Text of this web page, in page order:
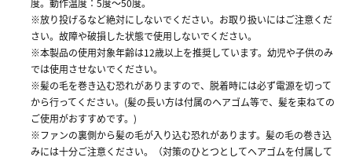
度。動作温度：5度～50度。
※放り投げるなど絶対にしないでください。お取り扱いにはご注意くだ
さい。故障や破損した状態で使用しないでください。
※本製品の使用対象年齢は12歳以上を推奨しています。幼児や子供のみ
では使用させないでください。
※髪の毛を巻き込む恐れがありますので、脱着時には必ず電源を切って
から行ってください。(髪の長い方は付属のヘアゴム等で、髪を束ねての
ご使用がおすすめです。)
※ファンの裏側から髪の毛が入り込む恐れがあります。髪の毛の巻き込
みには十分ご注意ください。（対策のひとつとしてヘアゴムを付属して